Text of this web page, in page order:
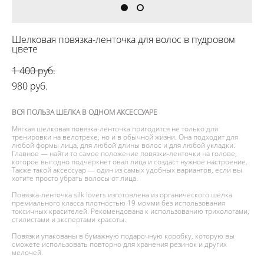
Шелковая повязка-ленточка для волос в пудровом
цвете
1 400 pуб.
980 pуб.
ВСЯ ПОЛЬЗА ШЕЛКА В ОДНОМ АКСЕССУАРЕ
Мягкая шелковая повязка-ленточка пригодится не только для
тренировки на велотреке, но и в обычной жизни. Она подходит для
любой формы лица, для любой длины волос и для любой укладки.
Главное — найти то самое положение повязки-ленточки на голове,
которое выгодно подчеркнет овал лица и создаст нужное настроение.
Также такой аксессуар — один из самых удобных вариантов, если вы
хотите просто убрать волосы от лица.
Повязка-ленточка silk lovers изготовлена из органического шелка
премиального класса плотностью 19 момми без использования
токсичных красителей. Рекомендована к использованию трихологами,
стилистами и экспертами красоты.
Повязки упакованы в бумажную подарочную коробку, которую вы
сможете использовать повторно для хранения резинок и других
мелочей.